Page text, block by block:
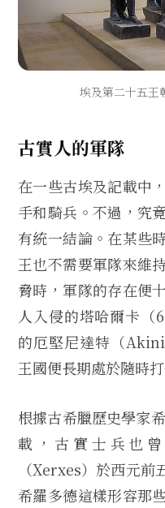
埃及第二十五王
古實人的軍隊
在一些古埃及記載中
手和騎兵。不過，究
有統一結論。在某些
王也不需要軍隊來維
脅時，軍隊的存在便
人入侵的塔哈爾卡
的厄堅尼達特（
王國便長期處於隨時
根據古希臘歷史學家
載，古實士兵也
（Xerxes）於西元前
希羅多德這樣形容那